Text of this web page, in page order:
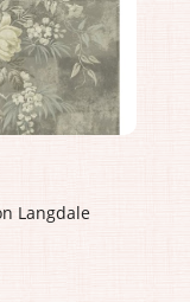
Langdale